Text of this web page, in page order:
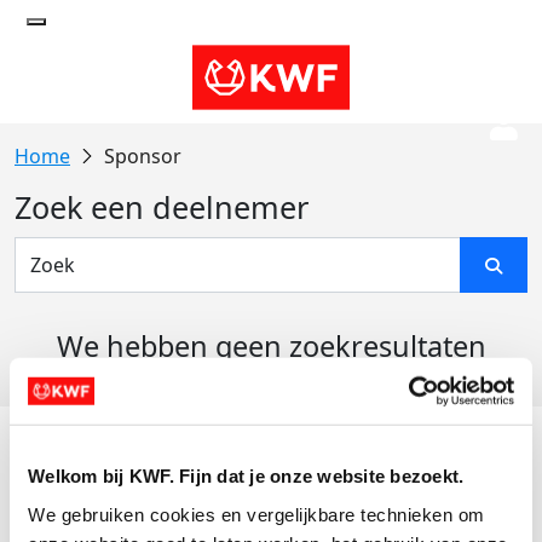
Welkom bij KWF. Fijn dat je onze website bezoekt.
We gebruiken cookies en vergelijkbare technieken om
Sponsor
Zoek een deelnemer
We hebben geen zoekresultaten
Actiematerialen
Evenementen